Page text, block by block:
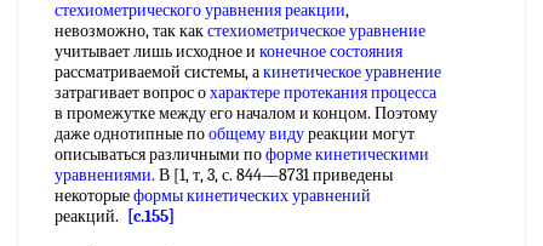
стехиометрического уравнения реакции,
невозможно, так какстехиометрическое уравнение
учитывает лишь исходное и конечное состояния
рассматриваемой системы, акинетическое уравнение
затрагивает вопрос охарактере протекания процесса
в промежутке между его началом и концом. Поэтому
даже однотипные пообщему видуреакции могут
описываться различными поформе кинетическими
уравнениями. В [1, т, 3, с. 844—8731 приведены
некоторыеформы кинетических уравнений
реакций.
[c.155]